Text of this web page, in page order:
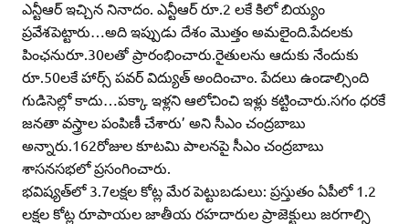
ఎన్టీఆర్‌ ఇచ్చిన నినాదం. ఎన్టీఆర్‌ రూ.2 లకే కిలో బియ్యం
ప్రవేశపెట్టారు…అది ఇప్పుడు దేశం మొత్తం అమలైంది.పేదలకు
పింఛనురూ.30లతో ప్రారంభించారు.రైతులను ఆదుకు నేందుకు
రూ.50లకే హార్స్‌ పవర్‌ విద్యుత్‌ అందించాం. పేదలు ఉండాల్సింది
గుడిసెల్లో కాదు…పక్కా ఇళ్లని ఆలోచించి ఇళ్లు కట్టించారు.సగం ధరకే
జనతా వస్త్రాల పంపిణీ చేశారు’ అని సీఎం చంద్రబాబు
అన్నారు.162రోజుల కూటమి పాలనపై సీఎం చంద్రబాబు
శాసనసభలో ప్రసంగించారు.
భవిష్యత్‌లో 3.7లక్షల కోట్ల మేర పెట్టుబడులు: ప్రస్తుతం ఏపీలో 1.2
లక్షల కోట్ల రూపాయల జాతీయ రహదారుల ప్రాజెక్టులు జరగాల్సి